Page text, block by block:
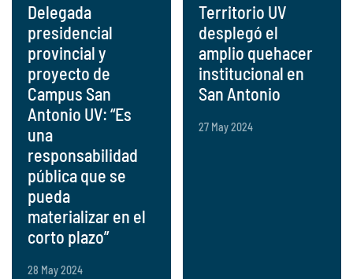
Delegada
presidencial
provincial y
proyecto de
Campus San
Antonio UV: “Es
una
responsabilidad
pública que se
pueda
materializar en el
corto plazo”
28 May 2024
Territorio UV
desplegó el
amplio quehacer
institucional en
San Antonio
27 May 2024